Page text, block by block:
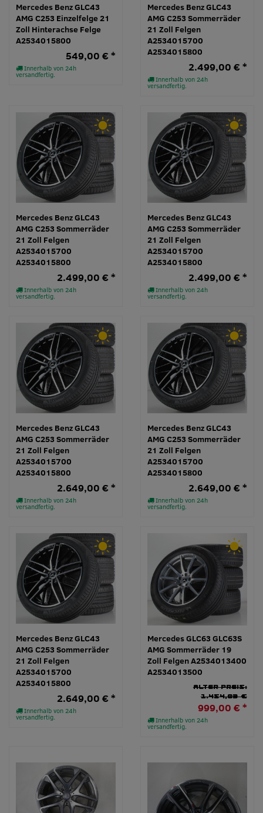
Mercedes Benz GLC43
AMG C253 Einzelfelge 21
Zoll Hinterachse Felge
A2534015800
Innerhalb von 24h
versandfertig.
549,00 € *
Mercedes Benz GLC43
AMG C253 Sommerräder
21 Zoll Felgen
A2534015700
A2534015800
Innerhalb von 24h
versandfertig.
2.499,00 € *
Mercedes Benz GLC43
AMG C253 Sommerräder
21 Zoll Felgen
A2534015700
A2534015800
Innerhalb von 24h
versandfertig.
2.499,00 € *
Mercedes Benz GLC43
AMG C253 Sommerräder
21 Zoll Felgen
A2534015700
A2534015800
Innerhalb von 24h
versandfertig.
2.499,00 € *
Mercedes Benz GLC43
AMG C253 Sommerräder
21 Zoll Felgen
A2534015700
A2534015800
Innerhalb von 24h
versandfertig.
2.649,00 € *
Mercedes Benz GLC43
AMG C253 Sommerräder
21 Zoll Felgen
A2534015700
A2534015800
Innerhalb von 24h
versandfertig.
2.649,00 € *
Mercedes Benz GLC43
AMG C253 Sommerräder
21 Zoll Felgen
A2534015700
A2534015800
Innerhalb von 24h
versandfertig.
2.649,00 € *
Mercedes GLC63 GLC63S
AMG Sommerräder 19
Zoll Felgen A2534013400
A2534013500
Innerhalb von 24h
versandfertig.
Alter Preis:
1.454,03 €
999,00 € *